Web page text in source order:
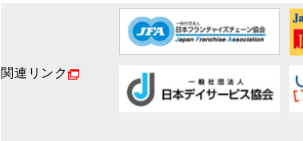
関連リンク